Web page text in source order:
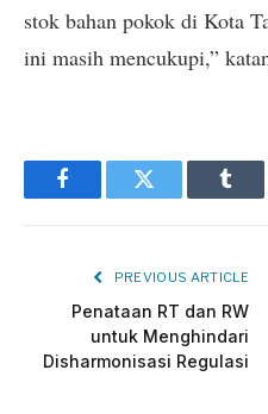
stok bahan pokok di Kota
ini masih mencukupi,”
FacebookTwitter
PREVIOUS ARTICLE
Penataan RT dan RW
untuk Menghindari
Disharmonisasi Regulasi